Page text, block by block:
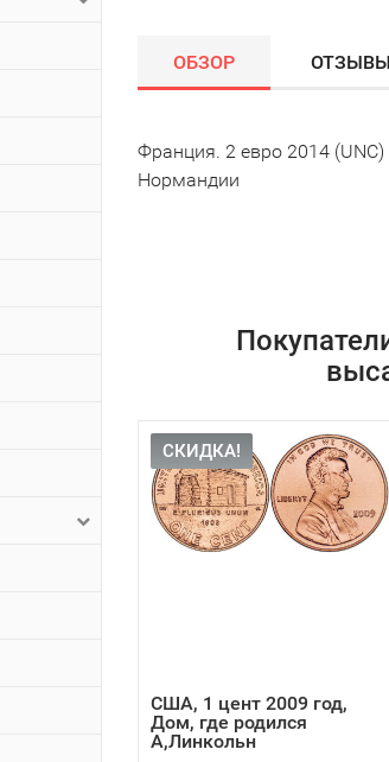
ОБЗОР ОТЗЫВЫ
Франция. 2 евро 2014
Нормандии
СКИДКА!
США, 1 цент 2009 год,
Дом, где родился
А,Линкольн